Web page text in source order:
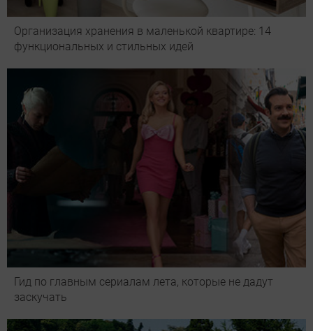
Организация хранения в маленькой квартире: 14
функциональных и стильных идей
Гид по главным сериалам лета, которые не дадут
заскучать